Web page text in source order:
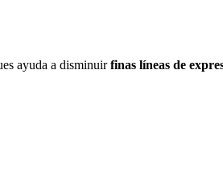
ayuda a disminuirfinas líneas de